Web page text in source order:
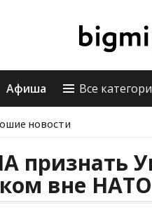
Афиша Все
новости
признать
вне НАТО